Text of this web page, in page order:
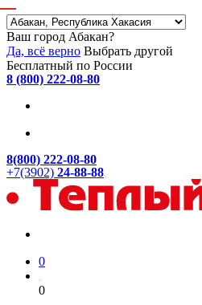
Ваш город Абакан?
Да, всё верно Выбрать другой
Бесплатный по России
8 (800) 222-08-80
8(800) 222-08-80
+7(3902) 24-88-88
0
0